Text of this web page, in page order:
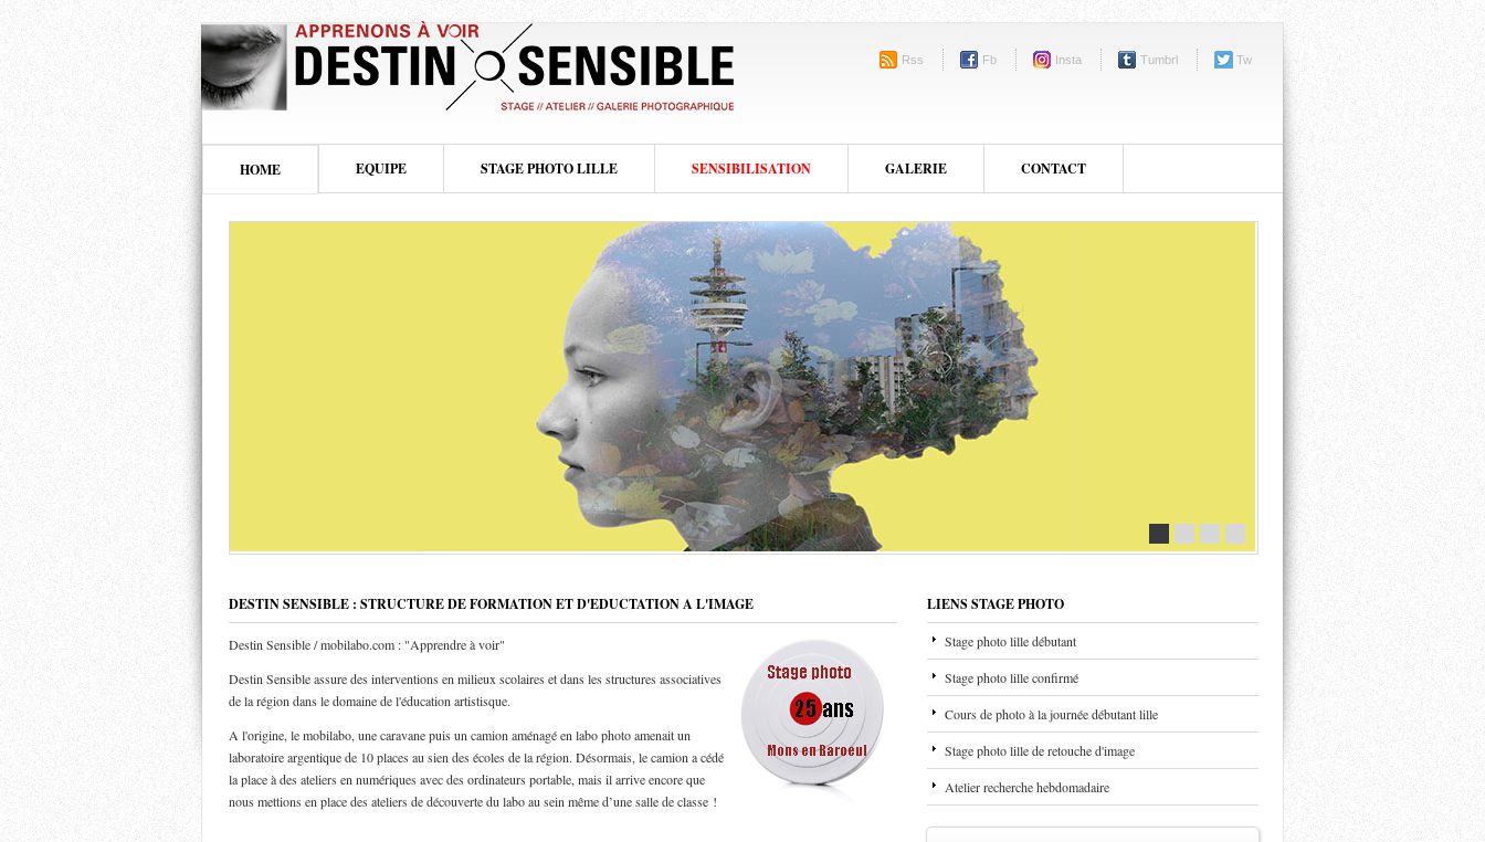
Rss Fb Insta Tumbrl Tw
HOME EQUIPE STAGE PHOTO LILLE SENSIBILISATION GALERIE CONTACT
DESTIN SENSIBLE : STRUCTURE DE FORMATION ET D'EDUCTATION A L'IMAGE
Destin Sensible / mobilabo.com : "Apprendre à voir"
Destin Sensible assure des interventions en milieux scolaires et dans les structures associatives
de la région dans le domaine de l'éducation artistisque.
A l'origine, le mobilabo, une caravane puis un camion aménagé en labo photo amenait un
laboratoire argentique de 10 places au sien des écoles de la région. Désormais, le camion a cédé
la place à des ateliers en numériques avec des ordinateurs portable, mais il arrive encore que
nous mettions en place des ateliers de découverte du labo au sein même d’une salle de classe !
LIENS STAGE PHOTO
Stage photo lille débutant
Stage photo lille confirmé
Cours de photo à la journée débutant lille
Stage photo lille de retouche d'image
Atelier recherche hebdomadaire